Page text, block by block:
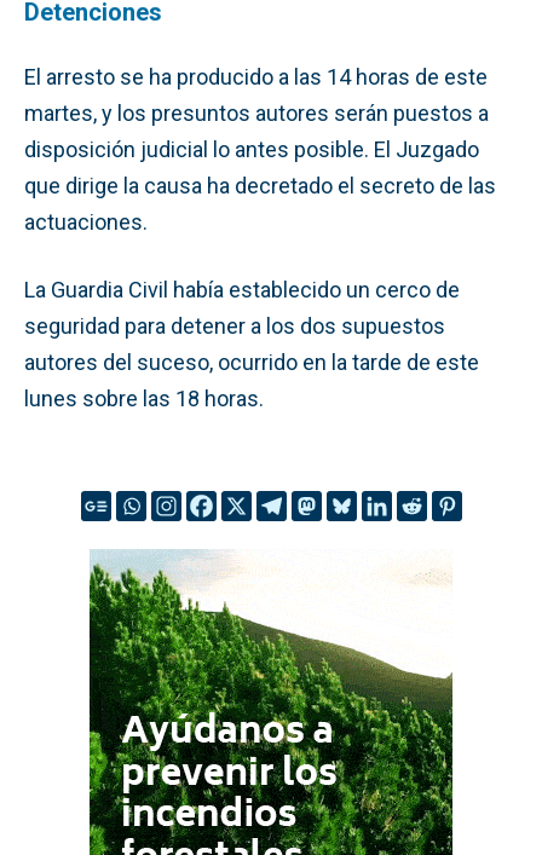
Detenciones
El arresto se ha producido a las 14 horas de este
martes, y los presuntos autores serán puestos a
disposición judicial lo antes posible. El Juzgado
que dirige la causa ha decretado el secreto de las
actuaciones.
La Guardia Civil había establecido un cerco de
seguridad para detener a los dos supuestos
autores del suceso, ocurrido en la tarde de este
lunes sobre las 18 horas.